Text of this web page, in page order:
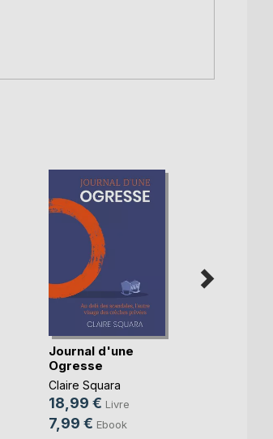
Journal d'une
Ogresse
Claire Squara
18,99 € Livre
7,99 € Ebook